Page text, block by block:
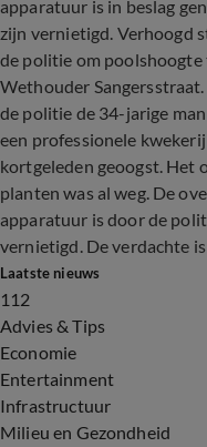
apparatuur is in beslag
zijn vernietigd. Verhoogd
de politie om poolshoogte
Wethouder
de politie de 34-jarige
een professionele
kortgeleden geoogst. Het
planten was al weg. De
apparatuur is door de
vernietigd. De verdachte
Laatste nieuws
112
Advies & Tips
Economie
Entertainment
Infrastructuur
Milieu en Gezondheid